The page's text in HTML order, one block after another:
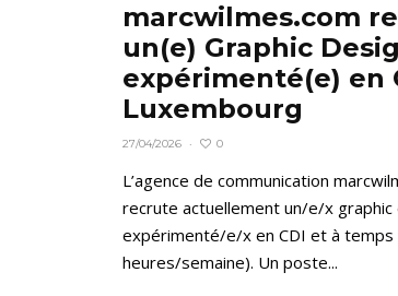
marcwilmes.com
un(e) Graphic
expérimenté(e) en
Luxembourg
27/04/2026 · 0
L’agence de communication
recrute actuellement un/e/x graphic
expérimenté/e/x en CDI et à temps
heures/semaine). Un poste...